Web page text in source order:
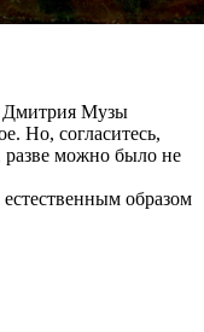
Дмитрия Музы
Но, согласитесь,
можно было не
образом